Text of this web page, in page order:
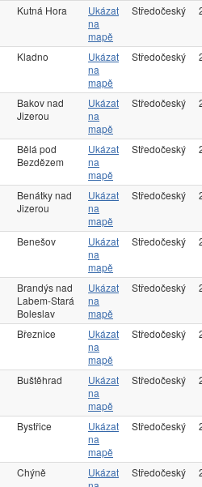
Kutná Hora
Ukázat
na
mapě
Středočeský
Kladno
Ukázat
na
mapě
Středočeský
Bakov nad
Jizerou
Ukázat
na
mapě
Středočeský
Bělá pod
Bezdězem
Ukázat
na
mapě
Středočeský
Benátky nad
Jizerou
Ukázat
na
mapě
Středočeský
Benešov
Ukázat
na
mapě
Středočeský
Brandýs nad
Labem-Stará
Boleslav
Ukázat
na
mapě
Středočeský
Březnice
Ukázat
na
mapě
Středočeský
Buštěhrad
Ukázat
na
mapě
Středočeský
Bystřice
Ukázat
na
mapě
Středočeský
Chýně
Ukázat
Středočeský